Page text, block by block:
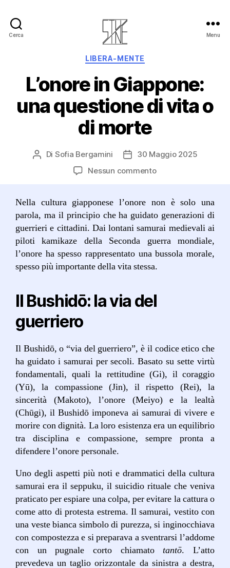
Cerca Menu
LIBERA-MENTE
L’onore in Giappone:
una questione di vita o
di morte
Di Sofia Bergamini
30 Maggio 2025
Nessun commento
Nella cultura giapponese l’onore non è solo una
parola, ma il principio che ha guidato generazioni di
guerrieri e cittadini. Dai lontani samurai medievali ai
piloti kamikaze della Seconda guerra mondiale,
l’onore ha spesso rappresentato una bussola morale,
spesso più importante della vita stessa.
Il Bushidō: la via del
guerriero
Il Bushidō, o “via del guerriero”, è il codice etico che
ha guidato i samurai per secoli. Basato su sette virtù
fondamentali, quali la rettitudine (Gi), il coraggio
(Yū), la compassione (Jin), il rispetto (Rei), la
sincerità (Makoto), l’onore (Meiyo) e la lealtà
(Chūgi), il Bushidō imponeva ai samurai di vivere e
morire con dignità. La loro esistenza era un equilibrio
tra disciplina e compassione, sempre pronta a
difendere l’onore personale.
Uno degli aspetti più noti e drammatici della cultura
samurai era il seppuku, il suicidio rituale che veniva
praticato per espiare una colpa, per evitare la cattura o
come atto di protesta estrema. Il samurai, vestito con
una veste bianca simbolo di purezza, si inginocchiava
con compostezza e si preparava a sventrarsi l’addome
con un pugnale corto chiamatotantō. L’atto
prevedeva un taglio orizzontale da sinistra a destra,